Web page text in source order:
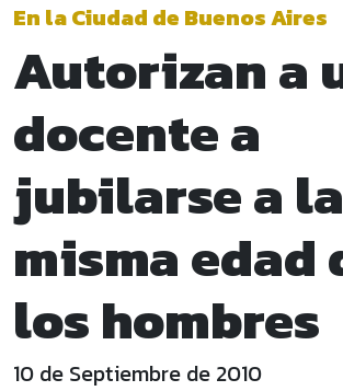
En la Ciudad de Buenos Aires
Autorizan a
docente a
jubilarse a la
misma edad
los hombres
10 de Septiembre de 2010